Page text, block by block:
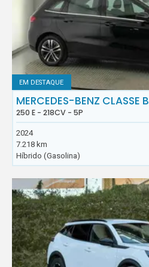
EM DESTAQUE
MERCEDES-BENZ CLASSE B
250 E - 218CV - 5P
2024
7.218 km
Híbrido (Gasolina)